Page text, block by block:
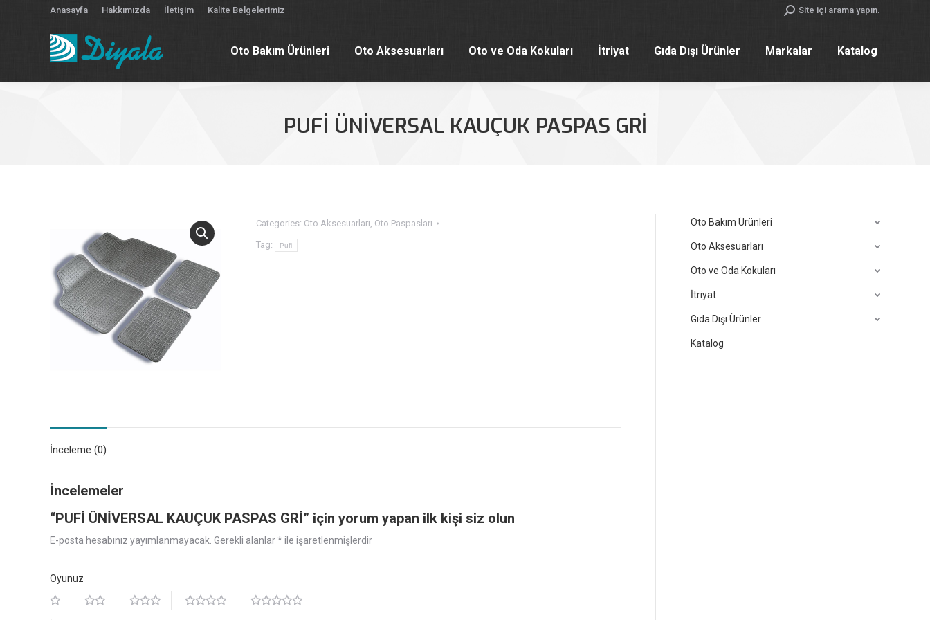
Anasayfa Hakkımızda İletişim Kalite Belgelerimiz Search:Site içi arama yapın.
Oto Bakım Ürünleri Oto Aksesuarları Oto ve Oda Kokuları İtriyat Gıda Dışı Ürünler Markalar Katalog
PUFİ ÜNİVERSAL KAUÇUK PASPAS GRİ
Categories: Oto Aksesuarları, Oto Paspasları
Tag: Pufi
İnceleme (0)
İncelemeler
“PUFİ ÜNİVERSAL KAUÇUK PASPAS GRİ” için yorum yapan ilk kişi siz olun
E-posta hesabınız yayımlanmayacak. Gerekli alanlar*ile işaretlenmişlerdir
Oyunuz
Oto Bakım Ürünleri
Oto Aksesuarları
Oto ve Oda Kokuları
İtriyat
Gıda Dışı Ürünler
Katalog